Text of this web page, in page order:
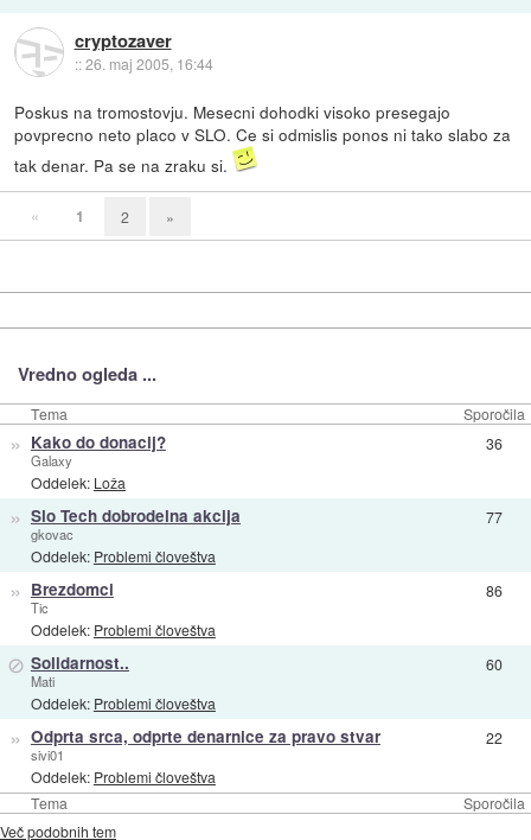
cryptozaver
::26. maj 2005, 16:44
Poskus na tromostovju. Mesecni dohodki visoko presegajo
povprecno neto placo v SLO. Ce si odmislis ponos ni tako slabo za
tak denar. Pa se na zraku si.
« 1 2 »
Vredno ogleda ...
Tema Sporočila
Tema Sporočila
» Kako do donacij?
Galaxy
Oddelek: Loža
36
» Slo Tech dobrodelna akcija
gkovac
Oddelek: Problemi človeštva
77
» Brezdomci
Tic
Oddelek: Problemi človeštva
86
⊘ Solidarnost..
Mati
Oddelek: Problemi človeštva
60
» Odprta srca, odprte denarnice za pravo stvar
sivi01
Oddelek: Problemi človeštva
22
Več podobnih tem